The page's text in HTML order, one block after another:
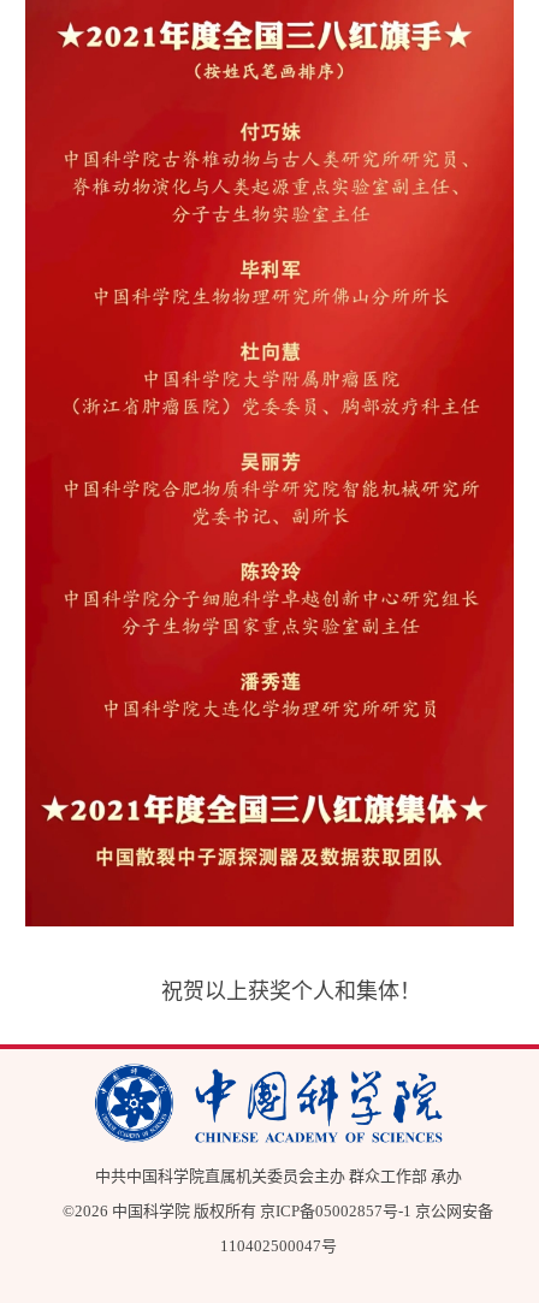
祝贺以上获奖个人和集体！
中共中国科学院直属机关委员会主办 群众工作部 承办
©2026 中国科学院 版权所有 京ICP备05002857号-1 京公网安备
110402500047号